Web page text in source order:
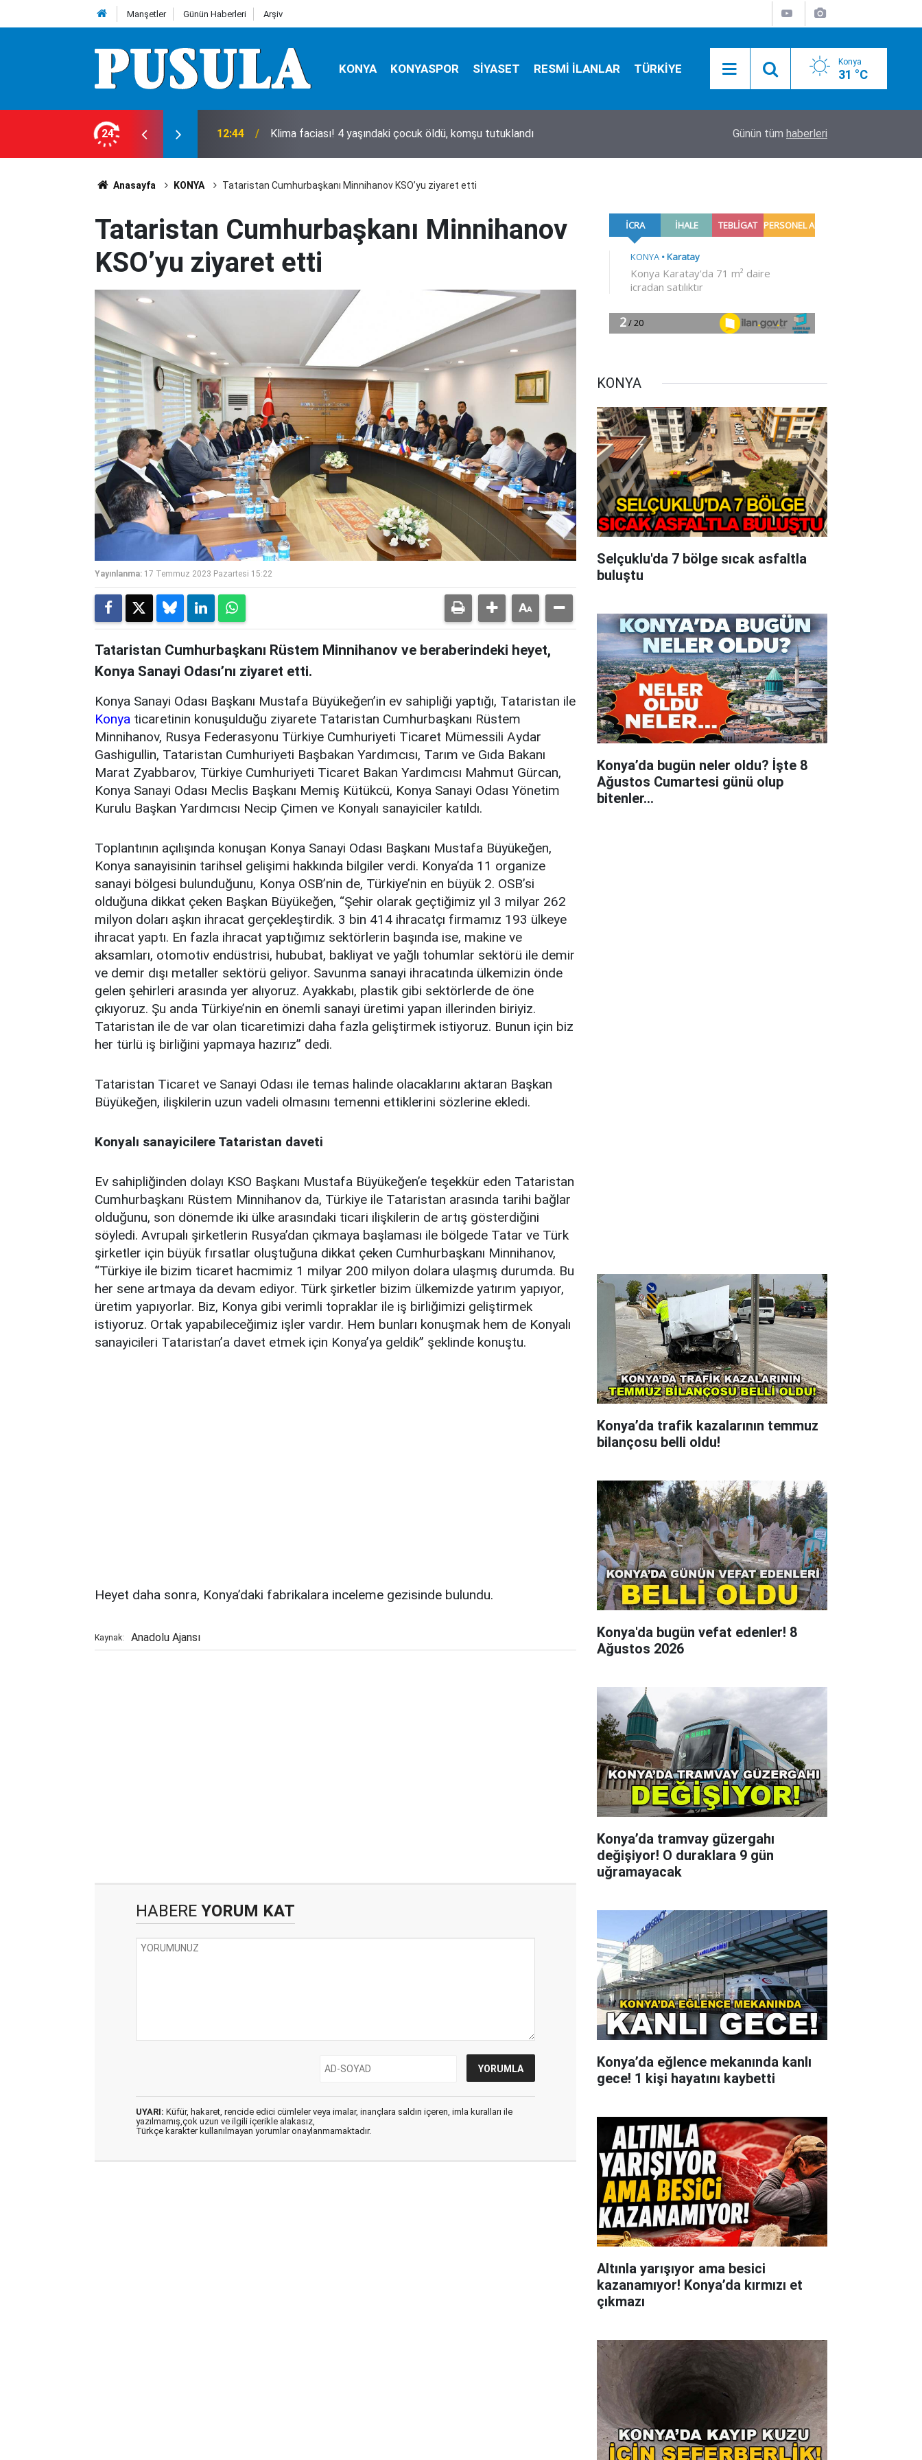
Manşetler Günün Haberleri Arşiv
KONYA KONYASPOR SİYASET RESMİ İLANLAR TÜRKİYE Konya
31 °C
24
komşu tutuklandı 12:40 Yengesini öldürdü, ağabeyini ağır yaraladı Selçuklu'da 7 bölge sıcak asfaltla buluştu
Günün tüm haberleri
Anasayfa KONYA Tataristan Cumhurbaşkanı Minnihanov KSO’yu ziyaret etti
Tataristan Cumhurbaşkanı Minnihanov
KSO’yu ziyaret etti
Yayınlanma: 17 Temmuz 2023 Pazartesi 15:22
Tataristan Cumhurbaşkanı Rüstem Minnihanov ve beraberindeki heyet,
Konya Sanayi Odası’nı ziyaret etti.
Konya Sanayi Odası Başkanı Mustafa Büyükeğen’in ev sahipliği yaptığı, Tataristan ile
Konya ticaretinin konuşulduğu ziyarete Tataristan Cumhurbaşkanı Rüstem
Minnihanov, Rusya Federasyonu Türkiye Cumhuriyeti Ticaret Mümessili Aydar
Gashigullin, Tataristan Cumhuriyeti Başbakan Yardımcısı, Tarım ve Gıda Bakanı
Marat Zyabbarov, Türkiye Cumhuriyeti Ticaret Bakan Yardımcısı Mahmut Gürcan,
Konya Sanayi Odası Meclis Başkanı Memiş Kütükcü, Konya Sanayi Odası Yönetim
Kurulu Başkan Yardımcısı Necip Çimen ve Konyalı sanayiciler katıldı.
Toplantının açılışında konuşan Konya Sanayi Odası Başkanı Mustafa Büyükeğen,
Konya sanayisinin tarihsel gelişimi hakkında bilgiler verdi. Konya’da 11 organize
sanayi bölgesi bulunduğunu, Konya OSB’nin de, Türkiye’nin en büyük 2. OSB’si
olduğuna dikkat çeken Başkan Büyükeğen, “Şehir olarak geçtiğimiz yıl 3 milyar 262
milyon doları aşkın ihracat gerçekleştirdik. 3 bin 414 ihracatçı firmamız 193 ülkeye
ihracat yaptı. En fazla ihracat yaptığımız sektörlerin başında ise, makine ve
aksamları, otomotiv endüstrisi, hububat, bakliyat ve yağlı tohumlar sektörü ile demir
ve demir dışı metaller sektörü geliyor. Savunma sanayi ihracatında ülkemizin önde
gelen şehirleri arasında yer alıyoruz. Ayakkabı, plastik gibi sektörlerde de öne
çıkıyoruz. Şu anda Türkiye’nin en önemli sanayi üretimi yapan illerinden biriyiz.
Tataristan ile de var olan ticaretimizi daha fazla geliştirmek istiyoruz. Bunun için biz
her türlü iş birliğini yapmaya hazırız” dedi.
Tataristan Ticaret ve Sanayi Odası ile temas halinde olacaklarını aktaran Başkan
Büyükeğen, ilişkilerin uzun vadeli olmasını temenni ettiklerini sözlerine ekledi.
Konyalı sanayicilere Tataristan daveti
Ev sahipliğinden dolayı KSO Başkanı Mustafa Büyükeğen’e teşekkür eden Tataristan
Cumhurbaşkanı Rüstem Minnihanov da, Türkiye ile Tataristan arasında tarihi bağlar
olduğunu, son dönemde iki ülke arasındaki ticari ilişkilerin de artış gösterdiğini
söyledi. Avrupalı şirketlerin Rusya’dan çıkmaya başlaması ile bölgede Tatar ve Türk
şirketler için büyük fırsatlar oluştuğuna dikkat çeken Cumhurbaşkanı Minnihanov,
“Türkiye ile bizim ticaret hacmimiz 1 milyar 200 milyon dolara ulaşmış durumda. Bu
her sene artmaya da devam ediyor. Türk şirketler bizim ülkemizde yatırım yapıyor,
üretim yapıyorlar. Biz, Konya gibi verimli topraklar ile iş birliğimizi geliştirmek
istiyoruz. Ortak yapabileceğimiz işler vardır. Hem bunları konuşmak hem de Konyalı
sanayicileri Tataristan’a davet etmek için Konya’ya geldik” şeklinde konuştu.
Heyet daha sonra, Konya’daki fabrikalara inceleme gezisinde bulundu.
Kaynak: Anadolu Ajansı
HABERE YORUM KAT
UYARI: Küfür, hakaret, rencide edici cümleler veya imalar, inançlara saldırı içeren, imla kuralları ile
yazılmamış,çok uzun ve ilgili içerikle alakasız,
Türkçe karakter kullanılmayan yorumlar onaylanmamaktadır.
KONYA
Selçuklu'da 7 bölge sıcak asfaltla
buluştu
Konya’da bugün neler oldu? İşte 8
Ağustos Cumartesi günü olup
bitenler…
Konya’da trafik kazalarının temmuz
bilançosu belli oldu!
Konya'da bugün vefat edenler! 8
Ağustos 2026
Konya’da tramvay güzergahı
değişiyor! O duraklara 9 gün
uğramayacak
Konya’da eğlence mekanında kanlı
gece! 1 kişi hayatını kaybetti
Altınla yarışıyor ama besici
kazanamıyor! Konya’da kırmızı et
çıkmazı